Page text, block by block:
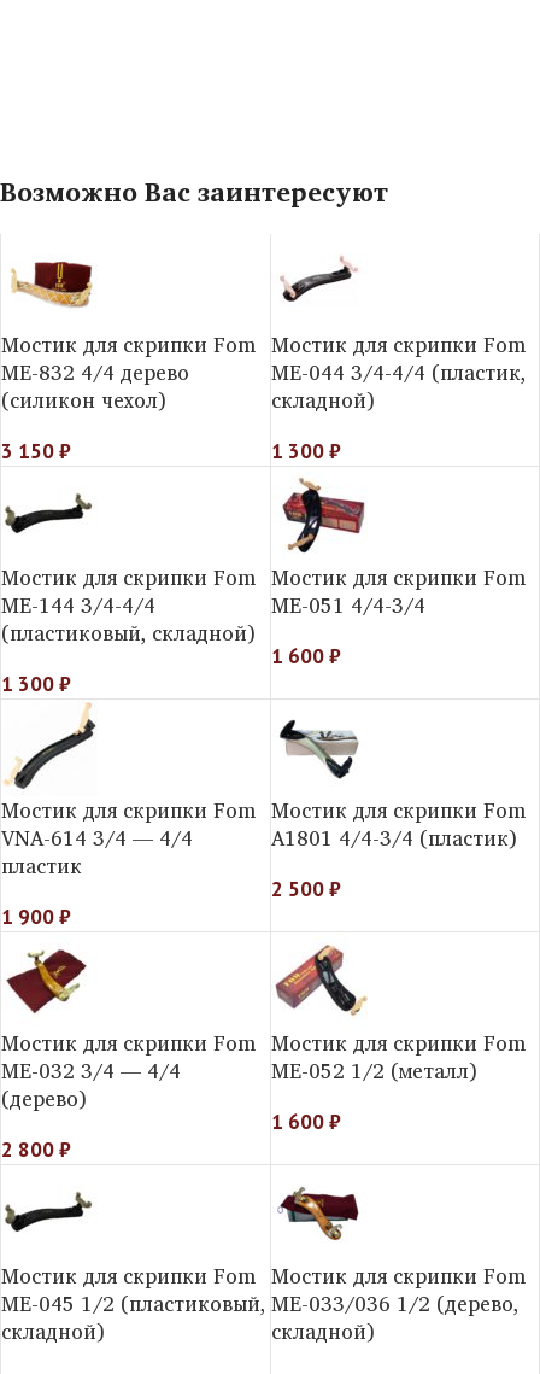
Возможно Вас заинтересуют
Мостик для скрипки Fom
ME-832 4/4 дерево
(силикон чехол)
3 150₽
Мостик для скрипки Fom
МE-044 3/4-4/4 (пластик,
складной)
1 300₽
Мостик для скрипки Fom
МE-144 3/4-4/4
(пластиковый, складной)
1 300₽
Мостик для скрипки Fom
ME-051 4/4-3/4
1 600₽
Мостик для скрипки Fom
VNA-614 3/4 — 4/4
пластик
1 900₽
Мостик для скрипки Fom
A1801 4/4-3/4 (пластик)
2 500₽
Мостик для скрипки Fom
ME-032 3/4 — 4/4
(дерево)
2 800₽
Мостик для скрипки Fom
ME-052 1/2 (металл)
1 600₽
Мостик для скрипки Fom
МE-045 1/2 (пластиковый,
складной)
Мостик для скрипки Fom
ME-033/036 1/2 (дерево,
складной)